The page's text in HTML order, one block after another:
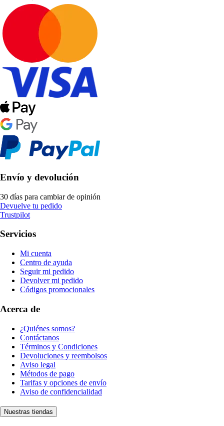
Envío y devolución
30 días para cambiar de opinión
Devuelve tu pedido
Trustpilot
Servicios
Mi cuenta
Centro de ayuda
Seguir mi pedido
Devolver mi pedido
Códigos promocionales
Acerca de
¿Quiénes somos?
Contáctanos
Términos y Condiciones
Devoluciones y reembolsos
Aviso legal
Métodos de pago
Tarifas y opciones de envío
Aviso de confidencialidad
Nuestras tiendas